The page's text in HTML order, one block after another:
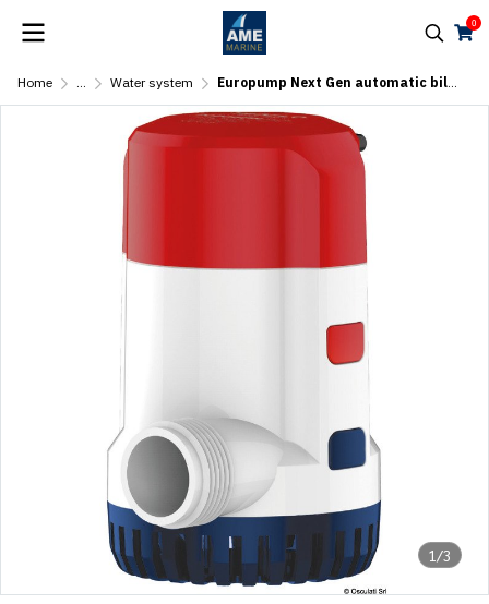
0
Home ... Water system Europump Next Gen automatic bilge pump G1500 (AUTO)
1/3